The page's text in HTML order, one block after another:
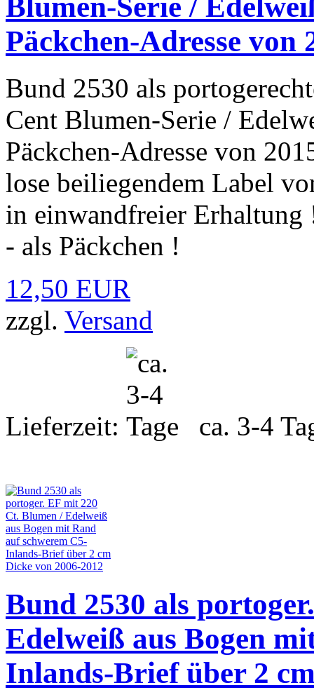
Blumen-Serie /
Päckchen-Adresse von
Bund 2530 als
Cent Blumen-Serie /
Päckchen-Adresse von
lose beiliegendem Label
in einwandfreier
- als Päckchen !
12,50 EUR
zzgl. Versand
Lieferzeit: ca. 3-4
Bund 2530 als
Edelweiß aus Bogen
Inlands-Brief über 2